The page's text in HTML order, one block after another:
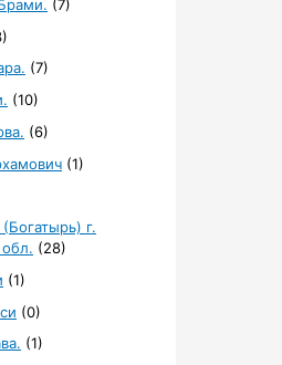
(7)
(7)
(10)
(6)
(1)
г.
(28)
(1)
(0)
(1)